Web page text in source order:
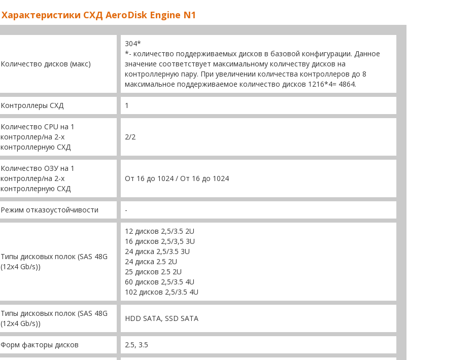
Характеристики СХД AeroDisk Engine N1
Количество дисков (макс)
304*
*- количество поддерживаемых дисков в базовой конфигурации. Данное
значение соответствует максимальному количеству дисков на
контроллерную пару. При увеличении количества контроллеров до 8
максимальное поддерживаемое количество дисков 1216*4= 4864.
Контроллеры СХД 1
Количество CPU на 1
контроллер/на 2-х
контроллерную СХД
2/2
Количество ОЗУ на 1
контроллер/на 2-х
контроллерную СХД
От 16 до 1024 / От 16 до 1024
Режим отказоустойчивости -
Типы дисковых полок (SAS 48G
(12x4 Gb/s))
12 дисков 2,5/3.5 2U
16 дисков 2,5/3,5 3U
24 диска 2,5/3.5 3U
24 диска 2.5 2U
25 дисков 2.5 2U
60 дисков 2,5/3.5 4U
102 дисков 2,5/3.5 4U
Типы дисковых полок (SAS 48G
(12x4 Gb/s))
HDD SATA, SSD SATA
Форм факторы дисков 2.5, 3.5